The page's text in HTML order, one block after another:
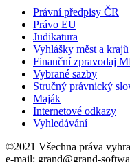
Právní předpisy ČR
Právo EU
Judikatura
Vyhlášky měst a krajů
Finanční zpravodaj
Vybrané sazby
Stručný právnický
Maják
Internetové odkazy
Vyhledávání
©2021 Všechna práva
e-mail: grand@grand-